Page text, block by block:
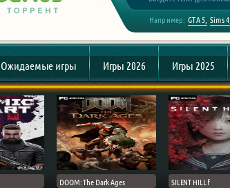
Например: GTA 5 Sims 4
Ожидаемые игры Игры 2026 Игры 2025
DOOM: The Dark Ages SILENT HILL f